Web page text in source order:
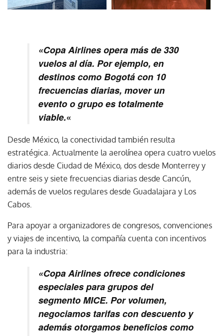
«Copa Airlines opera más de 330
vuelos al día. Por ejemplo, en
destinos como Bogotá con 10
frecuencias diarias, mover un
evento o grupo es totalmente
viable.«
Desde México, la conectividad también resulta
estratégica. Actualmente la aerolínea opera cuatro vuelos
diarios desde Ciudad de México, dos desde Monterrey y
entre seis y siete frecuencias diarias desde Cancún,
además de vuelos regulares desde Guadalajara y Los
Cabos.
Para apoyar a organizadores de congresos, convenciones
y viajes de incentivo, la compañía cuenta con incentivos
para la industria:
«Copa Airlines ofrece condiciones
especiales para grupos del
segmento MICE. Por volumen,
negociamos tarifas con descuento y
además otorgamos beneficios como